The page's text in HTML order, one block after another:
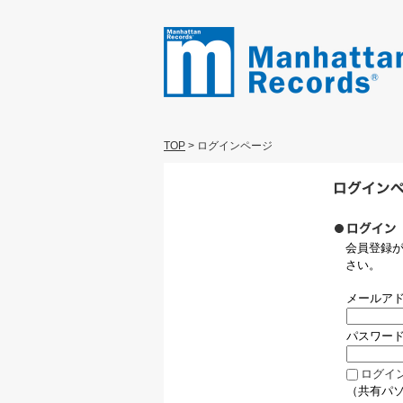
TOP > ログインページ
会員登録
さい。
メールア
パスワー
ログイ
（共有パ